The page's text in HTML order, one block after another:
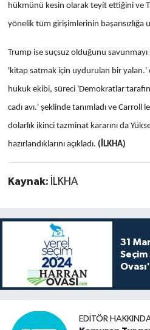
hükmünü kesin olarak teyit ettiğini ve
yönelik tüm girişimlerinin başarısızlığa
Trump ise suçsuz olduğunu savunmayı
'kitap satmak için uydurulan bir yalan.'
hukuk ekibi, süreci 'Demokratlar
cadı avı.' şeklinde tanımladı ve
dolarlık ikinci tazminat kararını da
hazırlandıklarını açıkladı. (İLKHA)
Kaynak: İLKHA
31
Seçim
EDITÖR